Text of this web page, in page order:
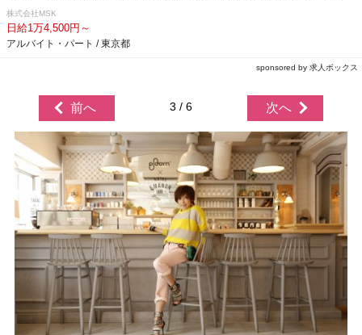
株式会社MSK
日給1万4,500円～
アルバイト・パート / 東京都
sponsored by 求人ボックス
前へ 3 / 6 次へ